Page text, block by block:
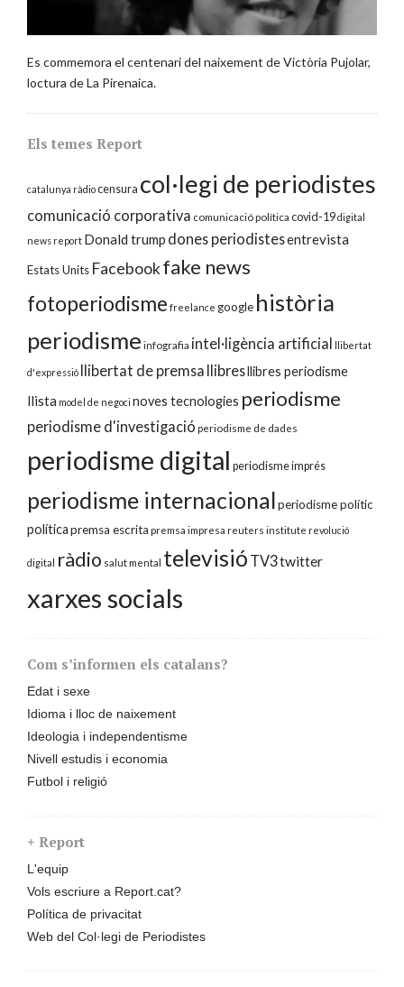
Es commemora el centenari del naixement de Victòria Pujolar,
loctura de La Pirenaica.
Els temes Report
catalunya ràdiocensura col·legi de periodistes
comunicació corporativa comunicació política covid-19digital
news report Donald trump dones periodistesentrevista
Estats Units Facebookfake news
fotoperiodisme freelance google història
periodisme infografia intel·ligència artificial llibertat
d'expressió llibertat de premsa llibresllibres periodisme
llista model de negoci noves tecnologies periodisme
periodisme d'investigació periodisme de dades
periodisme digital periodisme imprés
periodisme internacionalperiodisme polític
políticapremsa escrita premsa impresa reuters institute revolució
digital ràdio salut mental televisió TV3twitter
xarxes socials
Com s’informen els catalans?
Edat i sexe
Idioma i lloc de naixement
Ideologia i independentisme
Nivell estudis i economia
Futbol i religió
+ Report
L'equip
Vols escriure a Report.cat?
Política de privacitat
Web del Col·legi de Periodistes